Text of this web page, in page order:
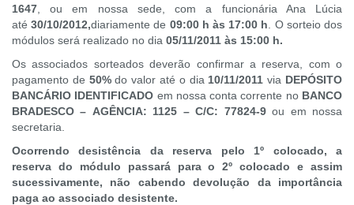
1647 , ou em nossa sede, com a funcionária Ana Lúcia
até30/10/2012,diariamente de 09:00 h às 17:00 h . O sorteio dos
módulos será realizado no dia 05/11/2011 às 15:00 h.
Os associados sorteados deverão confirmar a reserva, com o
pagamento de 50%do valor até o dia 10/11/2011 via DEPÓSITO
BANCÁRIO IDENTIFICADO em nossa conta corrente no BANCO
BRADESCO – AGÊNCIA: 1125 – C/C: 77824-9ou em nossa
secretaria.
Ocorrendo desistência da reserva pelo 1º colocado, a
reserva do módulo passará para o 2º colocado e assim
sucessivamente, não cabendo devolução da importância
paga ao associado desistente.